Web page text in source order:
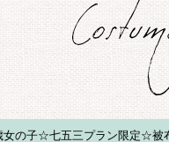
女の子☆七五三プラン限定☆被